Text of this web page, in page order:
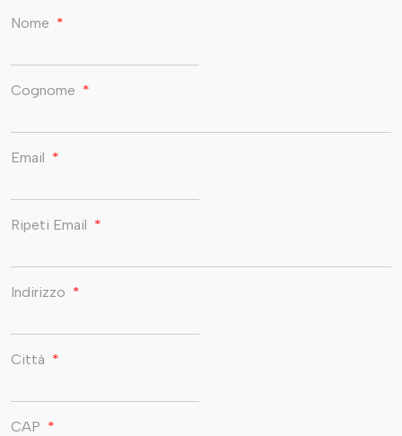
Nome *
Cognome *
Email *
Ripeti Email *
Indirizzo *
Città *
CAP *